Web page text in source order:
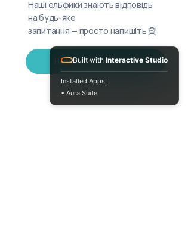
Наші ельфики знають відповідь
на будь-яке
запитання — просто напишіть 🧝
Написати в Telegram
Built with Interactive Studio
Installed Apps:
• Aura Suite